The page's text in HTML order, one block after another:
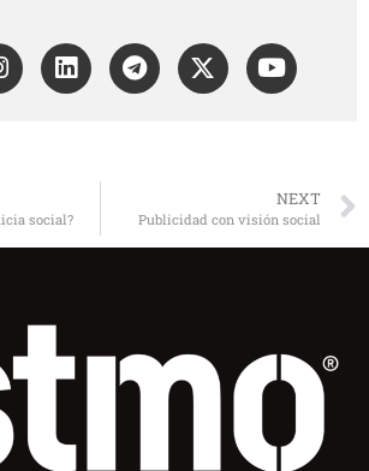
social?
NEXT
Publicidad con visión social